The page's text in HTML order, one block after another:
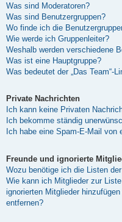
Was sind Moderatoren?
Was sind Benutzergruppen?
Wo finde ich die
Wie werde ich Gruppenleiter?
Weshalb werden verschiedene
Was ist eine Hauptgruppe?
Was bedeutet der „Das Team“-
Private Nachrichten
Ich kann keine Privaten
Ich bekomme ständig
Ich habe eine Spam-E-Mail
Freunde und ignorierte
Wozu benötige ich die Listen
Wie kann ich Mitglieder zur
ignorierten Mitglieder
entfernen?